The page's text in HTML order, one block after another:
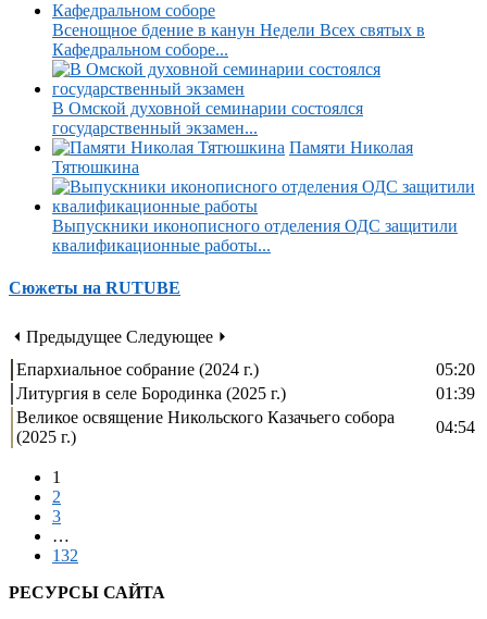
Всенощное бдение в канун Недели Всех святых в
Кафедральном соборе...
В Омской духовной семинарии состоялся
государственный экзамен...
Памяти Николая
Тятюшкина
Выпускники иконописного отделения ОДС защитили
квалификационные работы...
Сюжеты на RUTUBE
⏴ Предыдущее Следующее ⏵
Епархиальное собрание (2024 г.)
05:20
Литургия в селе Бородинка (2025 г.)
01:39
Великое освящение Никольского Казачьего собора
(2025 г.)
04:54
1
2
3
…
132
РЕСУРСЫ САЙТА